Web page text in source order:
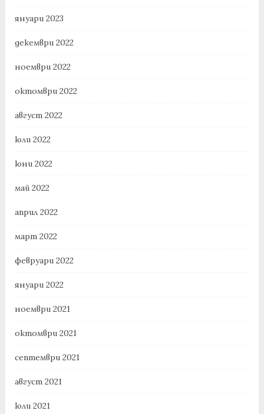
януари 2023
декември 2022
ноември 2022
октомври 2022
август 2022
юли 2022
юни 2022
май 2022
април 2022
март 2022
февруари 2022
януари 2022
ноември 2021
октомври 2021
септември 2021
август 2021
юли 2021